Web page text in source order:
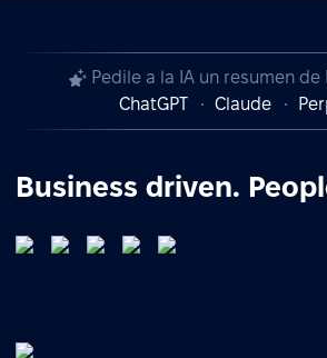
Pedile a la IA un resumen de
ChatGPT
Claude
Business driven.